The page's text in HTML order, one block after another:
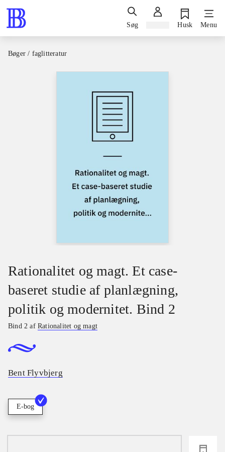
Søg Husk Menu
Bøger / faglitteratur
Rationalitet og magt. Et case-
baseret studie af planlægning,
politik og modernitet. Bind 2
Bind 2 afRationalitet og magt
Bent Flyvbjerg
E-bog